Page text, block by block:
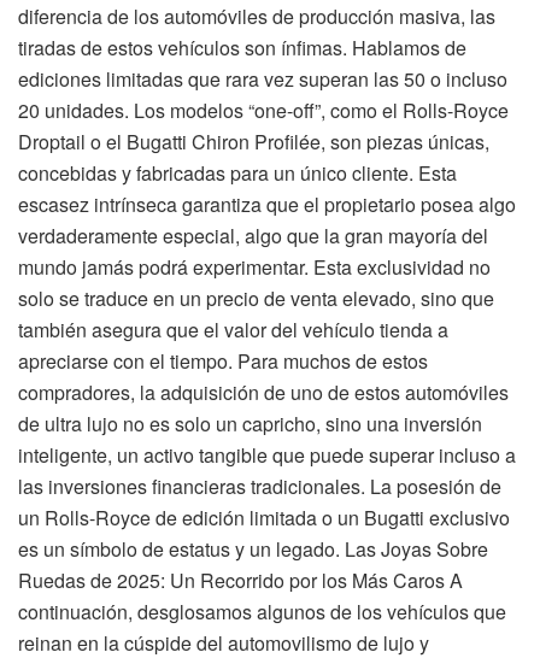
diferencia de los automóviles de producción masiva, las
tiradas de estos vehículos son ínfimas. Hablamos de
ediciones limitadas que rara vez superan las 50 o incluso
20 unidades. Los modelos “one-off”, como el Rolls-Royce
Droptail o el Bugatti Chiron Profilée, son piezas únicas,
concebidas y fabricadas para un único cliente. Esta
escasez intrínseca garantiza que el propietario posea algo
verdaderamente especial, algo que la gran mayoría del
mundo jamás podrá experimentar. Esta exclusividad no
solo se traduce en un precio de venta elevado, sino que
también asegura que el valor del vehículo tienda a
apreciarse con el tiempo. Para muchos de estos
compradores, la adquisición de uno de estos automóviles
de ultra lujo no es solo un capricho, sino una inversión
inteligente, un activo tangible que puede superar incluso a
las inversiones financieras tradicionales. La posesión de
un Rolls-Royce de edición limitada o un Bugatti exclusivo
es un símbolo de estatus y un legado. Las Joyas Sobre
Ruedas de 2025: Un Recorrido por los Más Caros A
continuación, desglosamos algunos de los vehículos que
reinan en la cúspide del automovilismo de lujo y